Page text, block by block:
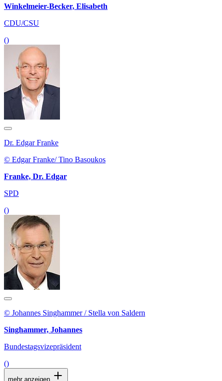
Winkelmeier-Becker, Elisabeth
CDU/CSU
()
Dr. Edgar Franke
© Edgar Franke/ Tino Basoukos
Franke, Dr. Edgar
SPD
()
© Johannes Singhammer / Stella von Saldern
Singhammer, Johannes
Bundestagsvizepräsident
()
mehr anzeigen